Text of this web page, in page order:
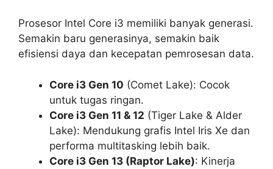
Prosesor Intel Core i3 memiliki banyak generasi.
Semakin baru generasinya, semakin baik
efisiensi daya dan kecepatan pemrosesan data.
Core i3 Gen 10 (Comet Lake): Cocok
untuk tugas ringan.
Core i3 Gen 11 & 12 (Tiger Lake & Alder
Lake): Mendukung grafis Intel Iris Xe dan
performa multitasking lebih baik.
Core i3 Gen 13 (Raptor Lake): Kinerja